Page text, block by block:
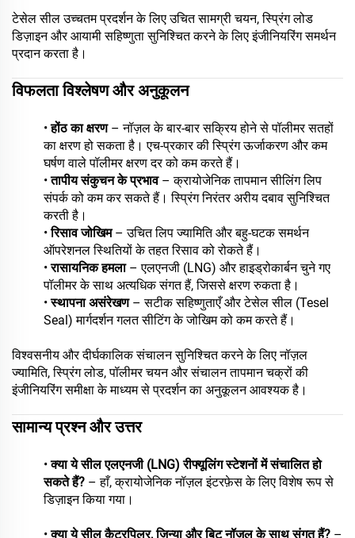
टेसेल सील उच्चतम प्रदर्शन के लिए उचित सामग्री चयन, स्प्रिंग लोड
डिज़ाइन और आयामी सहिष्णुता सुनिश्चित करने के लिए इंजीनियरिंग समर्थन
प्रदान करता है।
विफलता विश्लेषण और अनुकूलन
•होंठ का क्षरण – नॉज़ल के बार-बार सक्रिय होने से पॉलीमर सतहों
का क्षरण हो सकता है। एच-प्रकार की स्प्रिंग ऊर्जाकरण और कम
घर्षण वाले पॉलीमर क्षरण दर को कम करते हैं।
•तापीय संकुचन के प्रभाव – क्रायोजेनिक तापमान सीलिंग लिप
संपर्क को कम कर सकते हैं। स्प्रिंग निरंतर अरीय दबाव सुनिश्चित
करती है।
•रिसाव जोखिम– उचित लिप ज्यामिति और बहु-घटक समर्थन
ऑपरेशनल स्थितियों के तहत रिसाव को रोकते हैं।
•रासायनिक हमला – एलएनजी (LNG) और हाइड्रोकार्बन चुने गए
पॉलीमर के साथ अत्यधिक संगत हैं, जिससे क्षरण रुकता है।
•स्थापना असंरेखण – सटीक सहिष्णुताएँ और टेसेल सील (Tesel
Seal) मार्गदर्शन गलत सीटिंग के जोखिम को कम करते हैं।
विश्वसनीय और दीर्घकालिक संचालन सुनिश्चित करने के लिए नॉज़ल
ज्यामिति, स्प्रिंग लोड, पॉलीमर चयन और संचालन तापमान चक्रों की
इंजीनियरिंग समीक्षा के माध्यम से प्रदर्शन का अनुकूलन आवश्यक है।
सामान्य प्रश्न और उत्तर
•क्या ये सील एलएनजी (LNG) रीफ्यूलिंग स्टेशनों में संचालित हो
सकते हैं? – हाँ, क्रायोजेनिक नॉज़ल इंटरफ़ेस के लिए विशेष रूप से
डिज़ाइन किया गया।
•क्या ये सील कैटरपिलर, ज़िन्या और बिटू नॉज़ल के साथ संगत हैं? –